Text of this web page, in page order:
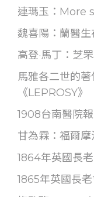
連瑪玉：More
魏喜陽：蘭醫生
高登·馬丁：芝
馬雅各二世的
《LEPROSY》
1908台南醫院
甘為霖：福爾
1864年英國長
1865年英國長